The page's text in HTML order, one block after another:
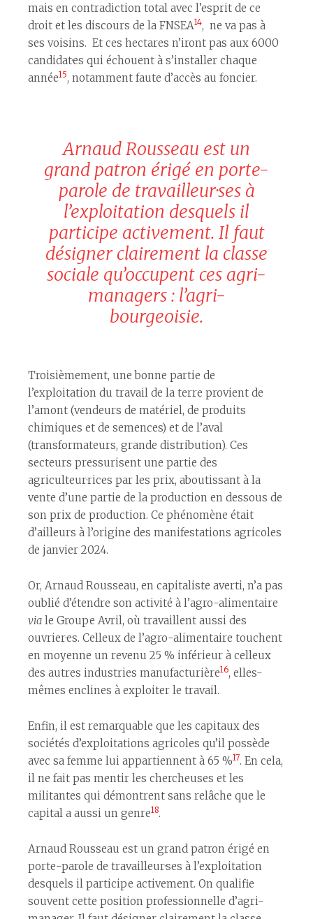
mais en contradiction total avec l’esprit de ce
droit et les discours de la FNSEA14, ne va pas à
ses voisins. Et ces hectares n’iront pas aux 6000
candidat·es qui échouent à s’installer chaque
année15, notamment faute d’accès au foncier.
Arnaud Rousseau est un
grand patron érigé en porte-
parole de travailleur·ses à
l’exploitation desquels il
participe activement. Il faut
désigner clairement la classe
sociale qu’occupent ces agri-
managers : l’agri-
bourgeoisie.
Troisièmement, une bonne partie de
l’exploitation du travail de la terre provient de
l’amont (vendeurs de matériel, de produits
chimiques et de semences) et de l’aval
(transformateurs, grande distribution). Ces
secteurs pressurisent une partie des
agriculteur·rices par les prix, aboutissant à la
vente d’une partie de la production en dessous de
son prix de production. Ce phénomène était
d’ailleurs à l’origine des manifestations agricoles
de janvier 2024.
Or, Arnaud Rousseau, en capitaliste averti, n’a pas
oublié d’étendre son activité à l’agro-alimentaire
viale Groupe Avril, où travaillent aussi des
ouvrier·es. Celleux de l’agro-alimentaire touchent
en moyenne un revenu 25 % inférieur à celleux
des autres industries manufacturière16, elles-
mêmes enclines à exploiter le travail.
Enfin, il est remarquable que les capitaux des
sociétés d’exploitations agricoles qu’il possède
avec sa femme lui appartiennent à 65 %17. En cela,
il ne fait pas mentir les chercheuses et les
militantes qui démontrent sans relâche que le
capital a aussi un genre18.
Arnaud Rousseau est un grand patron érigé en
porte-parole de travailleur·ses à l’exploitation
desquels il participe activement. On qualifie
souvent cette position professionnelle d’agri-